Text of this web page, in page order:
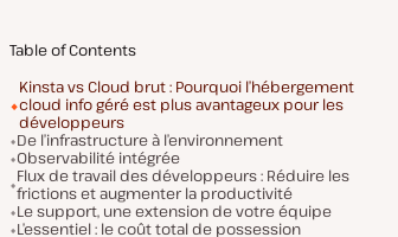
Table of Contents
Kinsta vs Cloud brut : Pourquoi l’hébergement
cloud info géré est plus avantageux pour les
développeurs
De l’infrastructure à l’environnement
Observabilité intégrée
Flux de travail des développeurs : Réduire les
frictions et augmenter la productivité
Le support, une extension de votre équipe
L’essentiel : le coût total de possession